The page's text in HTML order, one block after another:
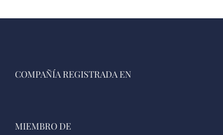
COMPAÑÍA REGISTRADA EN
MIEMBRO DE